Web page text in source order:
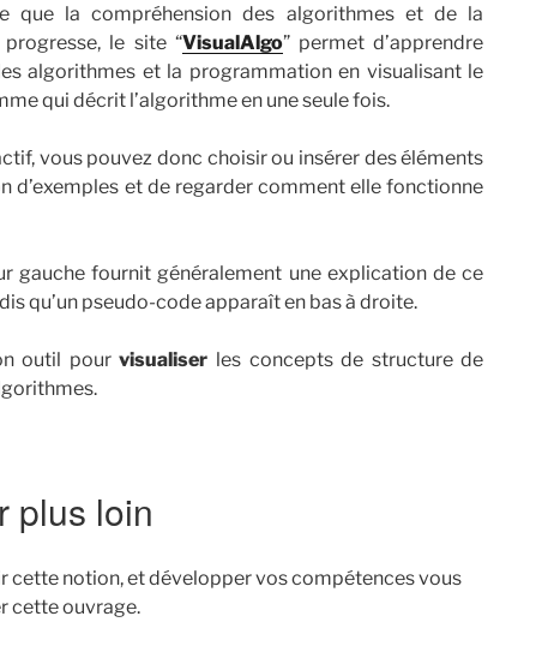
que la compréhension des algorithmes et de la
le site “VisualAlgo” permet d’apprendre
algorithmes et la programmation en visualisant le
qui décrit l’algorithme en une seule fois.
vous pouvez donc choisir ou insérer des éléments
d’exemples et de regarder comment elle fonctionne
gauche fournit généralement une explication de ce
qu’un pseudo-code apparaît en bas à droite.
outil pourvisualiser les concepts de structure de
plus loin
cette notion, et développer vos compétences vous
cette ouvrage.